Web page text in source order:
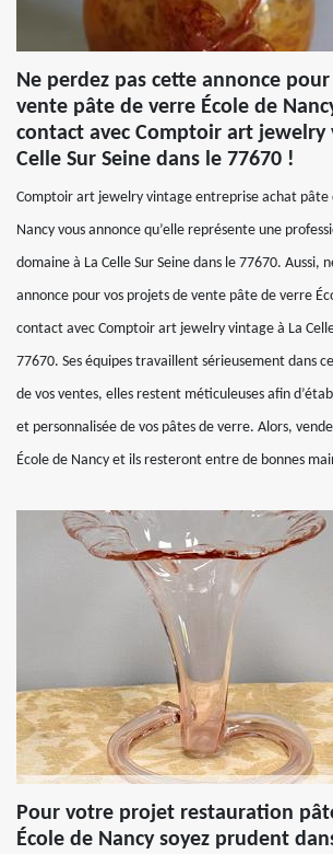
Ne perdez pas cette annonce
vente pâte de verre École de
contact avec Comptoir art jewelry
Celle Sur Seine dans le 77670 !
Comptoir art jewelry vintage entreprise achat pâte
Nancy vous annonce qu’elle représente une
domaine à La Celle Sur Seine dans le 77670. Aussi,
annonce pour vos projets de vente pâte de verre
contact avec Comptoir art jewelry vintage à La
77670. Ses équipes travaillent sérieusement dans
de vos ventes, elles restent méticuleuses afin
et personnalisée de vos pâtes de verre. Alors,
École de Nancy et ils resteront entre de bonnes
Pour votre projet restauration
École de Nancy soyez prudent